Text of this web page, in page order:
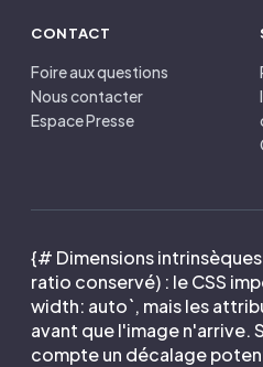
CONTACT
Foire aux questions
Nous contacter
Espace Presse
{# Dimensions intrinsèques
ratio conservé) : le CSS
width: auto`, mais les
avant que l'image n'arrive.
compte un décalage